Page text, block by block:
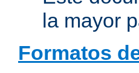
la mayor
Formatos